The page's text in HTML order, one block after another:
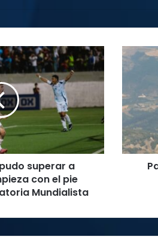
superar a
con el pie
Mundialista
Papa
León
a
Carlo
Acutis,
el
santo
“millenial”